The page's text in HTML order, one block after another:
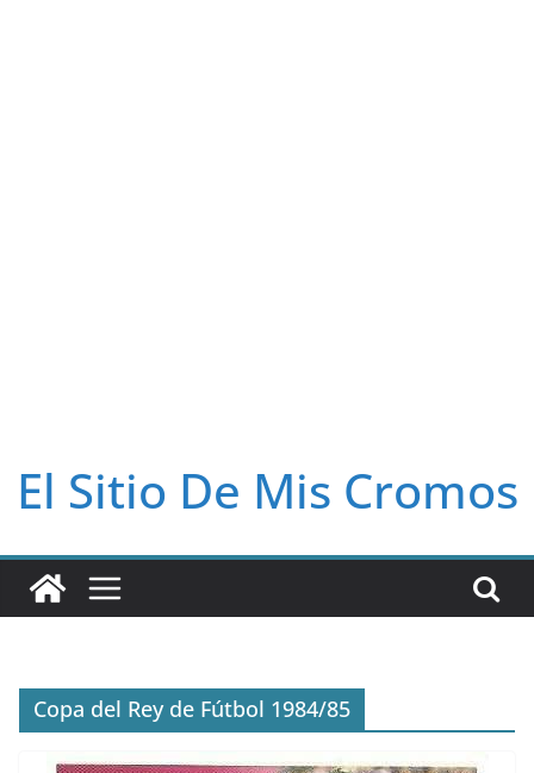
El Sitio De Mis Cromos
Copa del Rey de Fútbol 1984/85